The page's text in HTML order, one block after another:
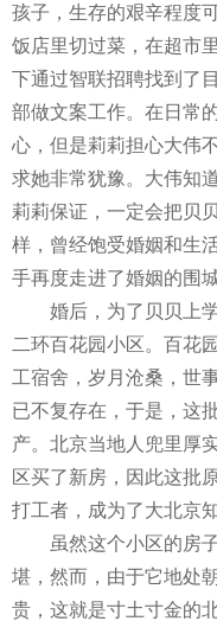
孩子，生存的艰辛程度
饭店里切过菜，在超市
下通过智联招聘找到了
部做文案工作。在日常
心，但是莉莉担心大伟
求她非常犹豫。大伟知
莉莉保证，一定会把贝
样，曾经饱受婚姻和生
手再度走进了婚姻的围城
婚后，为了贝贝上学
二环百花园小区。百花
工宿舍，岁月沧桑，世
已不复存在，于是，这
产。北京当地人兜里厚
区买了新房，因此这批
打工者，成为了大北京
虽然这个小区的房子
堪，然而，由于它地处
贵，这就是寸土寸金的